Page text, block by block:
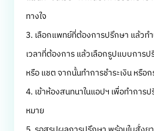
ทางใจ
3. เลือกแพทย์ที่ต้องการปรึกษา แล้วท
เวลาที่ต้องการ แล้วเลือกรูปแบบการป
หรือ แชต จากนั้นทำการชำระเงิน หรื
4. เข้าห้องสนทนาในแอปฯ เพื่อทำการ
หมาย